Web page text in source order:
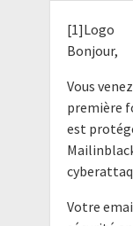
[1]Logo
Bonjour,
Vous
première
est
Votre